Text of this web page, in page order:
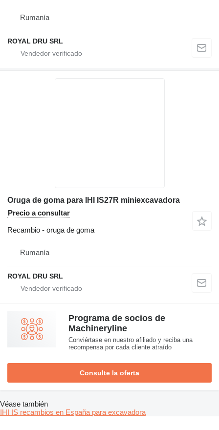
Rumanía
ROYAL DRU SRL
Oruga de goma para IHI IS27R miniexcavadora
Precio a consultar
Recambio - oruga de goma
Rumanía
ROYAL DRU SRL
Programa de socios de
Machineryline
Conviértase en nuestro afiliado y reciba una
recompensa por cada cliente atraído
Consulte la oferta
Véase también
IHI IS recambios en España para excavadora